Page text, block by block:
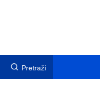
Pretraži